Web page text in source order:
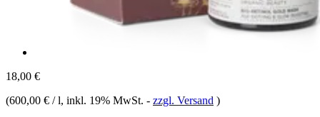
18,00 €
(600,00 € / l, inkl. 19% MwSt. - zzgl. Versand )